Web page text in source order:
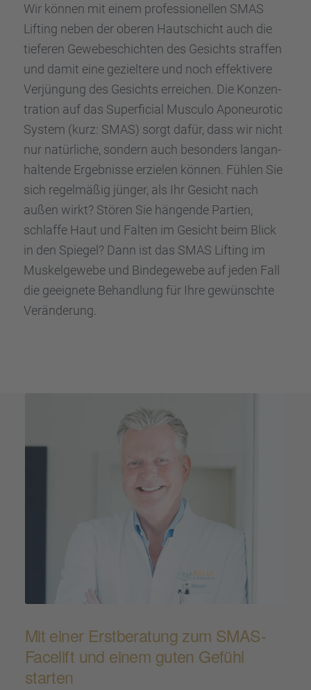
Wir können mit einem profes­sio­nel­len SMAS
Lifting neben der oberen Hautschicht auch die
tiefe­ren Gewebe­schich­ten des Gesichts straf­fen
und damit eine geziel­tere und noch effek­ti­vere
Verjün­gung des Gesichts errei­chen. Die Konzen­
tra­tion auf das Super­fi­cial Musculo Aponeu­ro­tic
System (kurz: SMAS) sorgt dafür, dass wir nicht
nur natür­li­che, sondern auch beson­ders langan­
hal­tende Ergeb­nisse erzie­len können. Fühlen Sie
sich regel­mä­ßig jünger, als Ihr Gesicht nach
außen wirkt? Stören Sie hängende Partien,
schlaffe Haut und Falten im Gesicht beim Blick
in den Spiegel? Dann ist das SMAS Lifting im
Muskel­ge­webe und Binde­ge­webe auf jeden Fall
die geeig­nete Behand­lung für Ihre gewünschte
Verän­de­rung.
Mit einer Erstbe­ra­tung zum SMAS-
Facelift und einem guten Gefühl
starten